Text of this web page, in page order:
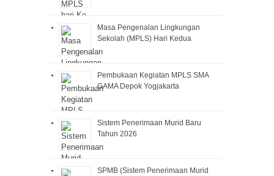
Masa Pengenalan Lingkungan
Sekolah (MPLS) Hari Kedua
Pembukaan Kegiatan MPLS SMA
GAMA Depok Yogjakarta
Sistem Penerimaan Murid Baru
Tahun 2026
SPMB (Sistem Penerimaan Murid